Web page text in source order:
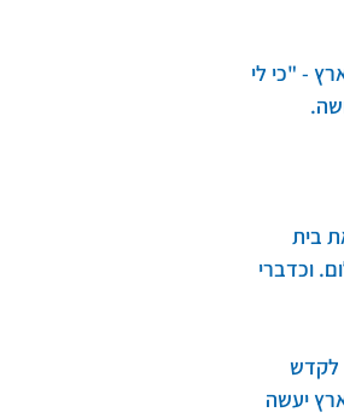
הבית על הארץ - "כי לי
בית
וכדברי
לקדש
יעשה